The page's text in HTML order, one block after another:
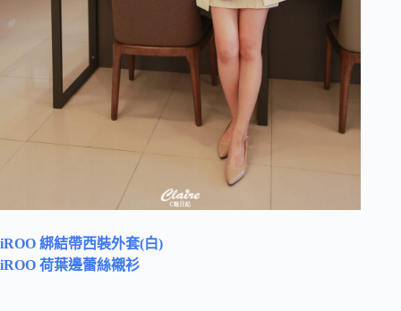
iROO 綁結帶西裝外套(白)
iROO 荷葉邊蕾絲襯衫